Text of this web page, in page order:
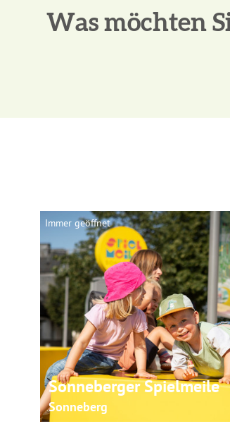
Was möchten
Immer geöffnet
Sonneberger Spielmeile
Sonneberg